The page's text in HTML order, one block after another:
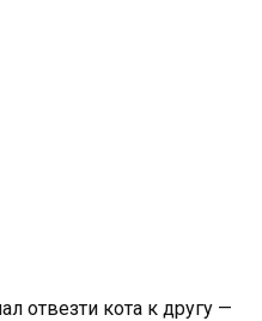
отвезти кота к другу —